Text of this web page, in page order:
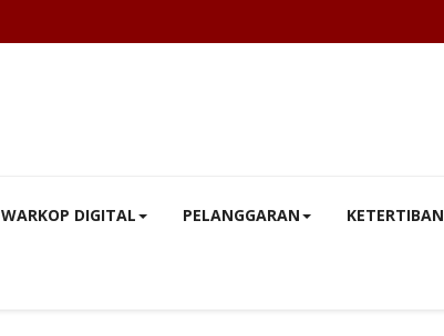
WARKOP DIGITAL PELANGGARAN KETERTIBAN